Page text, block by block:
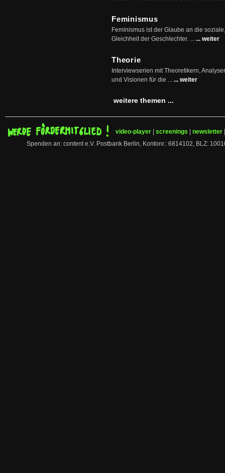
Feminismus
Feminismus ist der Glaube an die
Gleichheit der Geschlechter. ... ... weiter
Theorie
Interviewserien mit Theoretikern,
und Visionen für die ... ... weiter
weitere themen ...
video-player screenings newsletter
Spenden an: content e.V. Postbank Berlin, Kontonr.: 6814102, BLZ: